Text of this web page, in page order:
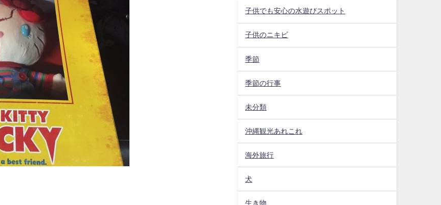
子供でも安心の水遊びスポット
子供のニキビ
季節
季節の行事
未分類
沖縄観光あれこれ
海外旅行
犬
生き物